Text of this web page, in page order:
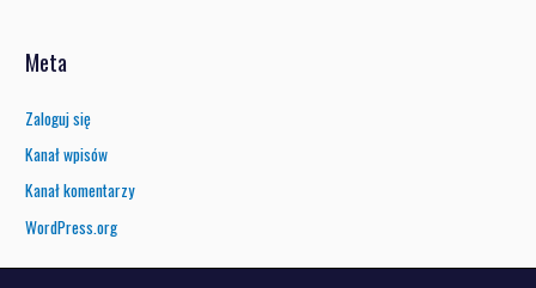
Meta
Zaloguj się
Kanał wpisów
Kanał komentarzy
WordPress.org